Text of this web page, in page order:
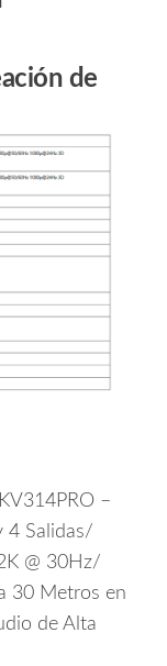
de
–
4 Salidas/
@ 30Hz/
30 Metros en
de Alta